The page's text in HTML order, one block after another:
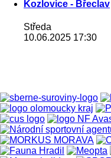
Kozlovice - Břeclav
Středa
10.06.2025 17:30